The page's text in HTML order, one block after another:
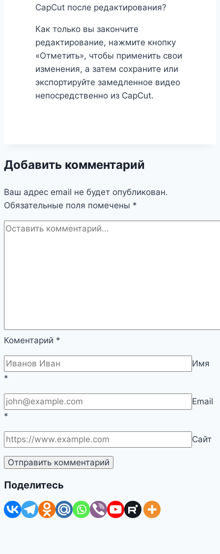
CapCut после редактирования?
Как только вы закончите
редактирование, нажмите кнопку
«Отметить», чтобы применить свои
изменения, а затем сохраните или
экспортируйте замедленное видео
непосредственно из CapCut.
Добавить комментарий
Ваш адрес email не будет опубликован.
Обязательные поля помечены *
Коментарий *
Имя
*
Email
*
Сайт
Поделитесь